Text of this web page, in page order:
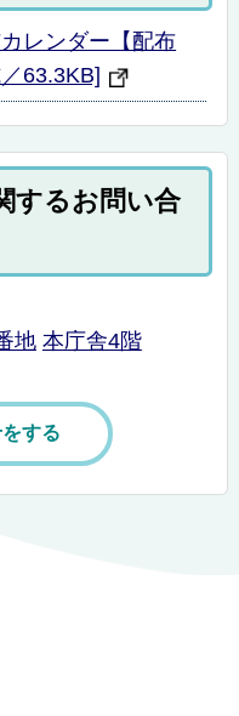
レンダー【配布
63.3KB]
するお問い合
地 本庁舎4階
する